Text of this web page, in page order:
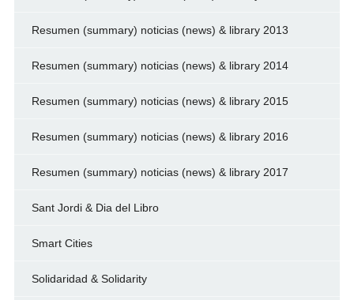
Resumen (summary) noticias (news) & library 2013
Resumen (summary) noticias (news) & library 2014
Resumen (summary) noticias (news) & library 2015
Resumen (summary) noticias (news) & library 2016
Resumen (summary) noticias (news) & library 2017
Sant Jordi & Dia del Libro
Smart Cities
Solidaridad & Solidarity